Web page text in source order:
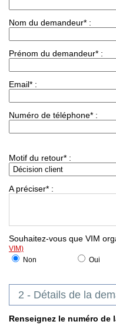
Nom du demandeur* :
Prénom du demandeur* :
Email* :
Numéro de téléphone* :
Motif du retour* :
A préciser* :
Souhaitez-vous que VIM
VIM)
Non Oui
2 - Détails de la
Renseignez le numéro de